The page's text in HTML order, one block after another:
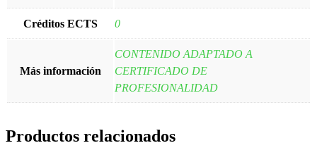
Créditos ECTS 0
Más información
CONTENIDO ADAPTADO A
CERTIFICADO DE
PROFESIONALIDAD
Productos relacionados